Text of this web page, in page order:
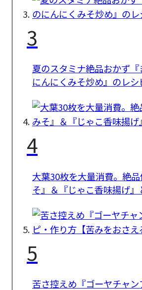
3
夏のスタミナ絶品おかず
にんにくみそ炒め』のレシ
4
大葉30枚を大量消費。絶
そ』＆『じゃこ香味揚げ
5
苦さ控えめ『ゴーヤチャン